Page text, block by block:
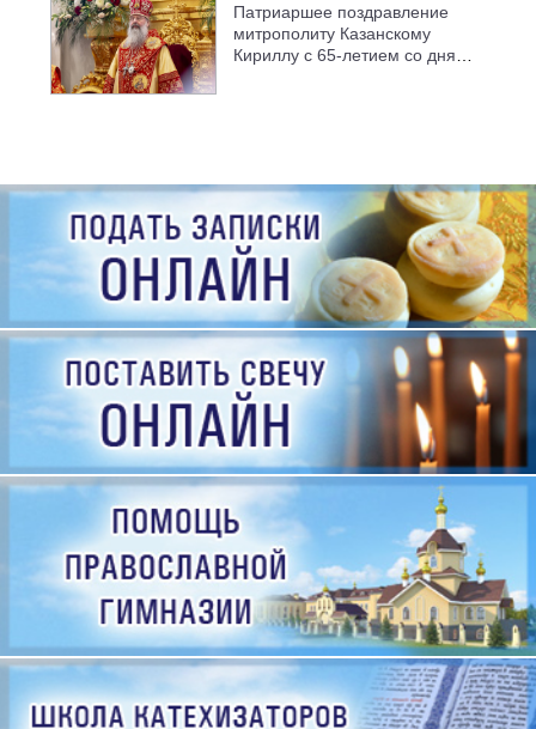
Патриаршее поздравление
митрополиту Казанскому
Кириллу с 65-летием со дня